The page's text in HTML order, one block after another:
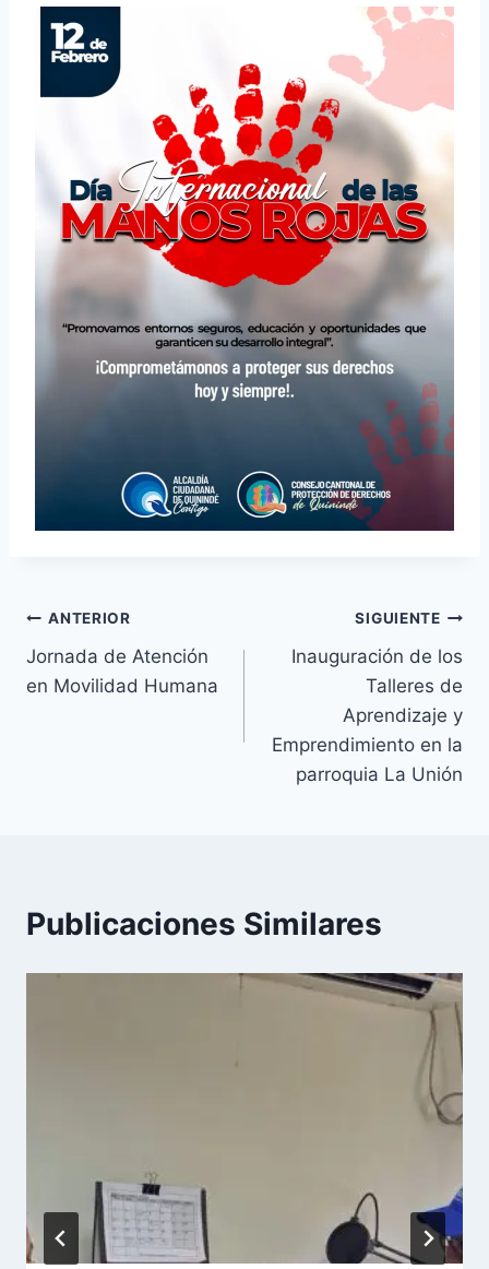
Navegación
de
ANTERIOR
Jornada de Atención
en Movilidad Humana
SIGUIENTE
Inauguración de los
Talleres de
Aprendizaje y
Emprendimiento en la
parroquia La Unión
Publicaciones Similares